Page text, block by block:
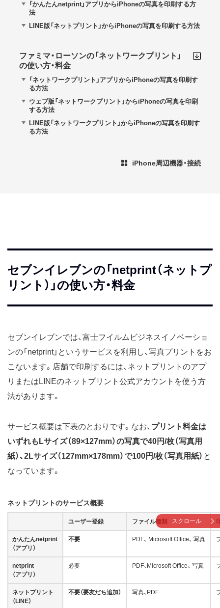
「かんたんnetprint」アプリからiPhoneの写真を印刷する方
法
LINE版「ネットプリント」からiPhoneの写真を印刷する方法
ファミマ・ローソンの「ネットワークプリント」
の使い方・料金
「ネットワークプリント」アプリからiPhoneの写真を印刷す
る方法
ウェブ版「ネットワークプリント」からiPhoneの写真を印刷
する方法
LINE版「ネットワークプリント」からiPhoneの写真を印刷す
る方法
iPhone周辺機器・接続
セブンイレブンの「netprint（ネットプ
リント）」の使い方・料金
セブンイレブンでは、富士フイルムビジネスイノベーショ
ンの「netprint」というサービスを利用し、写真プリントをお
こないます。店舗で印刷するには、ネットプリントのアプ
リまたはLINEのネットプリント公式アカウントを使う方
法があります。
サービス概要は下表のとおりです。なお、 プリント料金は
いずれもLサイズ（89×127mm）の写真で40円/枚（写真用
紙）、2Lサイズ（127mm×178mm）で100円/枚（写真用紙） と
なっています。
ネットプリントのサービス概要
ユーザー登録 ファイル種類
かんたんnetprint
（アプリ）
不要 PDF、 Microsoft Office、 写真
netprint
（アプリ）
必要 PDF、Microsoft Office、 写真
ネットプリント
（LINE）
不要（要友だち追加） 写真、PDF
スクロール